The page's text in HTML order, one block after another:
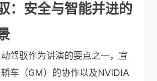
：安全与智能并进的
驾驭作为讲演的要点之一，宣
车（GM）的协作以及NVIDIA